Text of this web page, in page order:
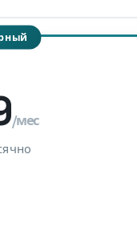
/мес